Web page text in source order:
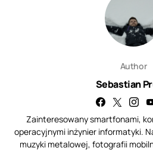
Author
Sebastian
Zainteresowany smartfonami,
operacyjnymi inżynier informatyki.
muzyki metalowej, fotografii